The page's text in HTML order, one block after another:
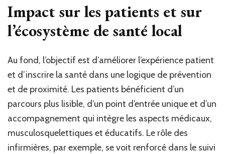
Impact sur les patients et sur
l’écosystème de santé local
Au fond, l’objectif est d’améliorer l’expérience patient
et d’inscrire la santé dans une logique de prévention
et de proximité. Les patients bénéficient d’un
parcours plus lisible, d’un point d’entrée unique et d’un
accompagnement qui intègre les aspects médicaux,
musculosquelettiques et éducatifs. Le rôle des
infirmières, par exemple, se voit renforcé dans le suivi